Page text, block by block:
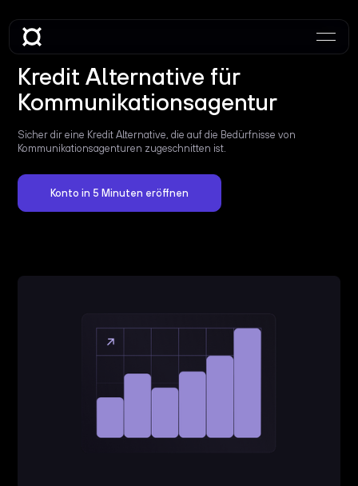
Kredit Alternative für
Kommunikationsagentur
Sicher dir eine Kredit Alternative, die auf die Bedürfnisse von
Kommunikationsagenturen zugeschnitten ist.
Konto in 5 Minuten eröffnen